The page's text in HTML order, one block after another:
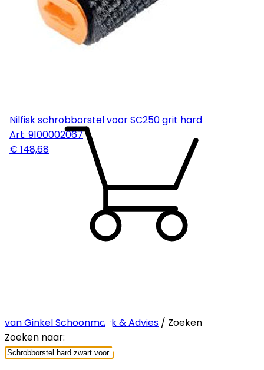
Nilfisk schrobborstel voor SC250 grit hard
Art. 9100002067
€ 148,68
van Ginkel Schoonmaak & Advies / Zoeken
Zoeken naar: